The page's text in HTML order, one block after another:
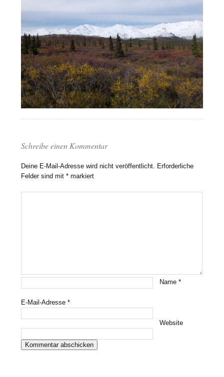
Schreibe einen Kommentar
Deine E-Mail-Adresse wird nicht veröffentlicht.
Erforderliche
Felder sind mit* markiert
Name*
E-Mail-Adresse*
Website